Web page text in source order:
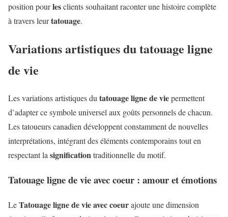
position pourlesclients souhaitant raconter une histoire complète
à travers leurtatouage.
Variations artistiques du tatouage ligne
de vie
Les variations artistiques du tatouage ligne de viepermettent
d’adapter ce symbole universel aux goûts personnels de chacun.
Les tatoueurs canadien développent constamment de nouvelles
interprétations, intégrant des éléments contemporains tout en
respectant la significationtraditionnelle du motif.
Tatouage ligne de vie avec coeur : amour et émotions
LeTatouage ligne de vie avec coeurajoute une dimension